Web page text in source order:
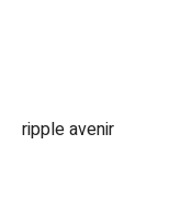
ripple avenir